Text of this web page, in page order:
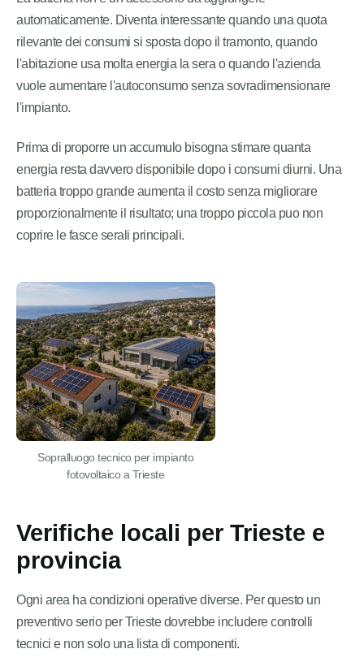
automaticamente. Diventa interessante quando una quota
rilevante dei consumi si sposta dopo il tramonto, quando
l'abitazione usa molta energia la sera o quando l'azienda
vuole aumentare l'autoconsumo senza sovradimensionare
l'impianto.
Prima di proporre un accumulo bisogna stimare quanta
energia resta davvero disponibile dopo i consumi diurni. Una
batteria troppo grande aumenta il costo senza migliorare
proporzionalmente il risultato; una troppo piccola puo non
coprire le fasce serali principali.
Sopralluogo tecnico per impianto
fotovoltaico a Trieste
Verifiche locali per Trieste e
provincia
Ogni area ha condizioni operative diverse. Per questo un
preventivo serio per Trieste dovrebbe includere controlli
tecnici e non solo una lista di componenti.